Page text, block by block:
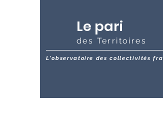
Le pari
des Territoires
L'observatoire des collectivités